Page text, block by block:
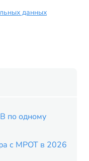
данных
по одному
с МРОТ в 2026